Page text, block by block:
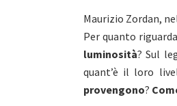
Maurizio Zordan,
Per quanto
luminosità? Sul
quant’è il loro
provengono?